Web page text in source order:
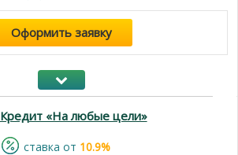
Оформить заявку
Кредит «На любые цели»
cтавка от 10.9%